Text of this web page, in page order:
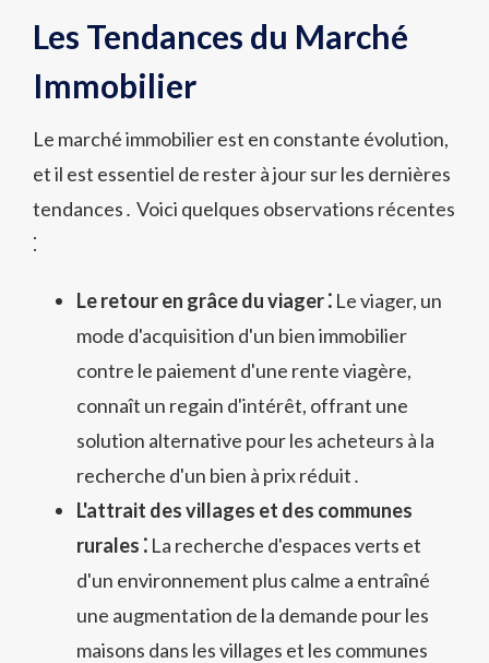
Les Tendances du Marché
Immobilier
Le marché immobilier est en constante évolution,
et il est essentiel de rester à jour sur les dernières
tendances․ Voici quelques observations récentes
⁚
Le retour en grâce du viager ⁚ Le viager, un
mode d'acquisition d'un bien immobilier
contre le paiement d'une rente viagère,
connaît un regain d'intérêt, offrant une
solution alternative pour les acheteurs à la
recherche d'un bien à prix réduit․
L'attrait des villages et des communes
rurales ⁚ La recherche d'espaces verts et
d'un environnement plus calme a entraîné
une augmentation de la demande pour les
maisons dans les villages et les communes